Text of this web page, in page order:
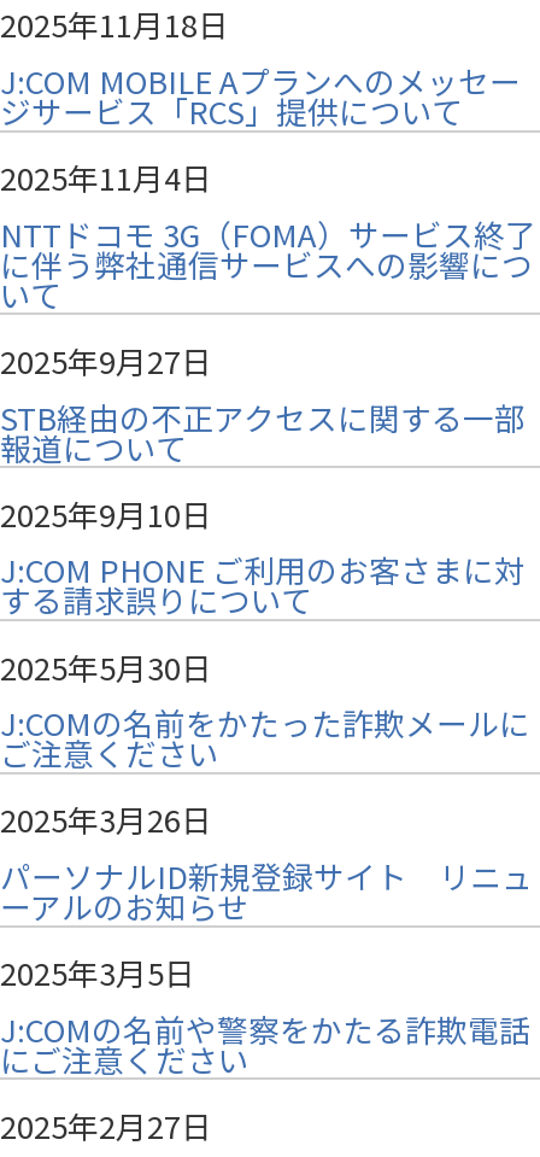
2025年11月18日
J:COM MOBILE Aプランへのメッセー
ジサービス「RCS」提供について
2025年11月4日
NTTドコモ 3G（FOMA）サービス終了
に伴う弊社通信サービスへの影響につ
いて
2025年9月27日
STB経由の不正アクセスに関する一部
報道について
2025年9月10日
J:COM PHONE ご利用のお客さまに対
する請求誤りについて
2025年5月30日
J:COMの名前をかたった詐欺メールに
ご注意ください
2025年3月26日
パーソナルID新規登録サイト リニュ
ーアルのお知らせ
2025年3月5日
J:COMの名前や警察をかたる詐欺電話
にご注意ください
2025年2月27日